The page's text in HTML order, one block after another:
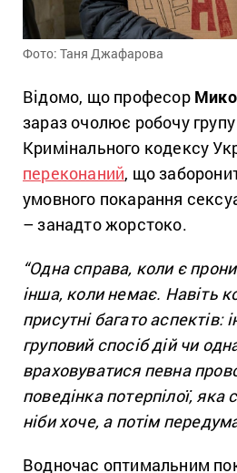
Фото: Таня Джафарова
Відомо, що професор
зараз очолює робочу
Кримінального кодексу
переконаний, що
умовного покарання
– занадто жорстоко.
“Одна справа, коли є
інша, коли немає. Навіть
присутні багато аспектів:
груповий спосіб дій чи
враховуватися певна
поведінка потерпілої,
ніби хоче, а потім
Водночас оптимальним